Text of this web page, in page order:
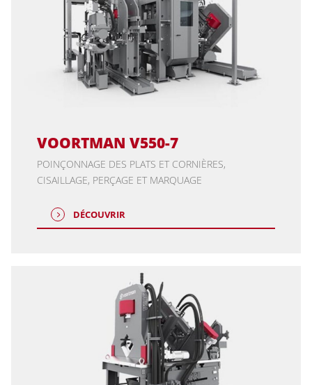
VOORTMAN V550-7
POINÇONNAGE DES PLATS ET CORNIÈRES,
CISAILLAGE, PERÇAGE ET MARQUAGE
DÉCOUVRIR